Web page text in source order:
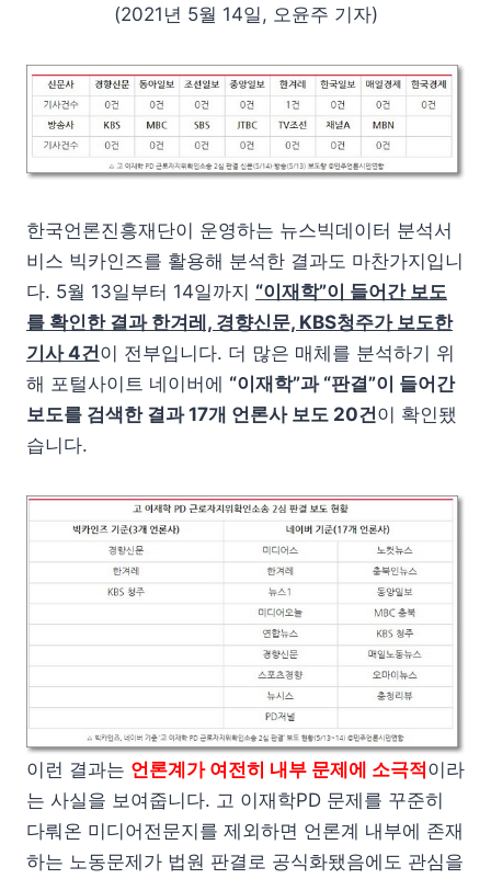
(2021년 5월 14일, 오윤주 기자)
한국언론진흥재단이 운영하는 뉴스빅데이터 분석서
비스 빅카인즈를 활용해 분석한 결과도 마찬가지입니
다. 5월 13일부터 14일까지 “이재학”이 들어간 보도
를 확인한 결과 한겨레, 경향신문, KBS청주가 보도한
기사 4건이 전부입니다. 더 많은 매체를 분석하기 위
해 포털사이트 네이버에 “이재학”과 “판결”이 들어간
보도를 검색한 결과 17개 언론사 보도 20건이 확인됐
습니다.
이런 결과는 언론계가 여전히 내부 문제에 소극적이라
는 사실을 보여줍니다. 고 이재학PD 문제를 꾸준히
다뤄온 미디어전문지를 제외하면 언론계 내부에 존재
하는 노동문제가 법원 판결로 공식화됐음에도 관심을